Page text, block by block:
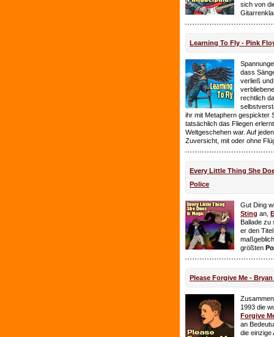
sich von
Learning To Fly - Pink
dass
verließ
rechtlich
ihr mit Metaphern gespickter
tatsächlich das Fliegen
Weltgeschehen war. Auf
Zuversicht, mit oder ohne
Every Little Thing She
Police
Gut Ding
Sting an,
Ballade zu
er den
größten
Please Forgive Me -
1993 die
Forgive
an
die einzige